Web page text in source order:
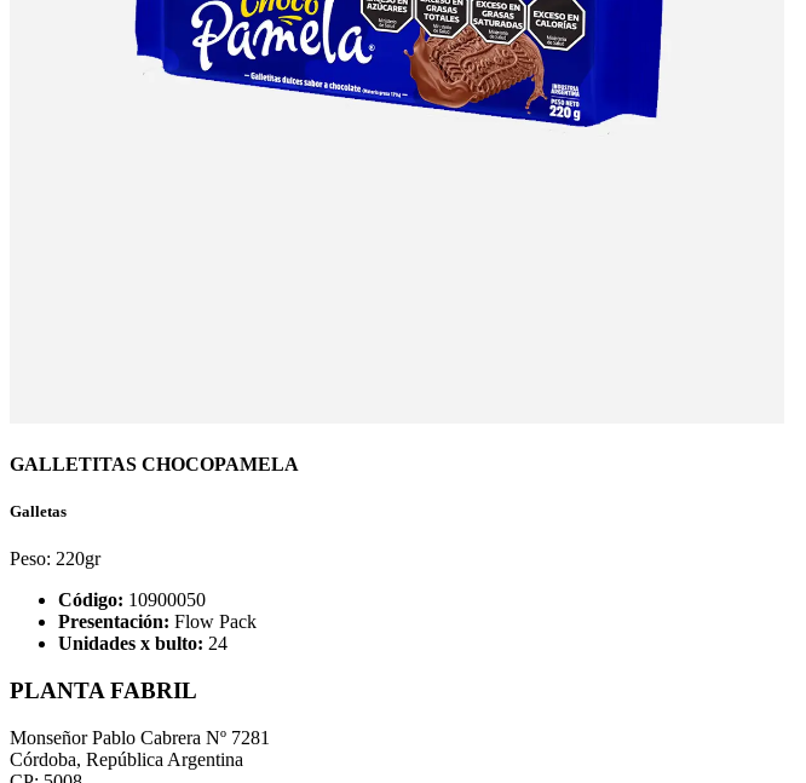
GALLETITAS CHOCOPAMELA
Galletas
Peso: 220gr
Código: 10900050
Presentación: Flow Pack
Unidades x bulto: 24
PLANTA FABRIL
Monseñor Pablo Cabrera Nº 7281
Córdoba, República Argentina